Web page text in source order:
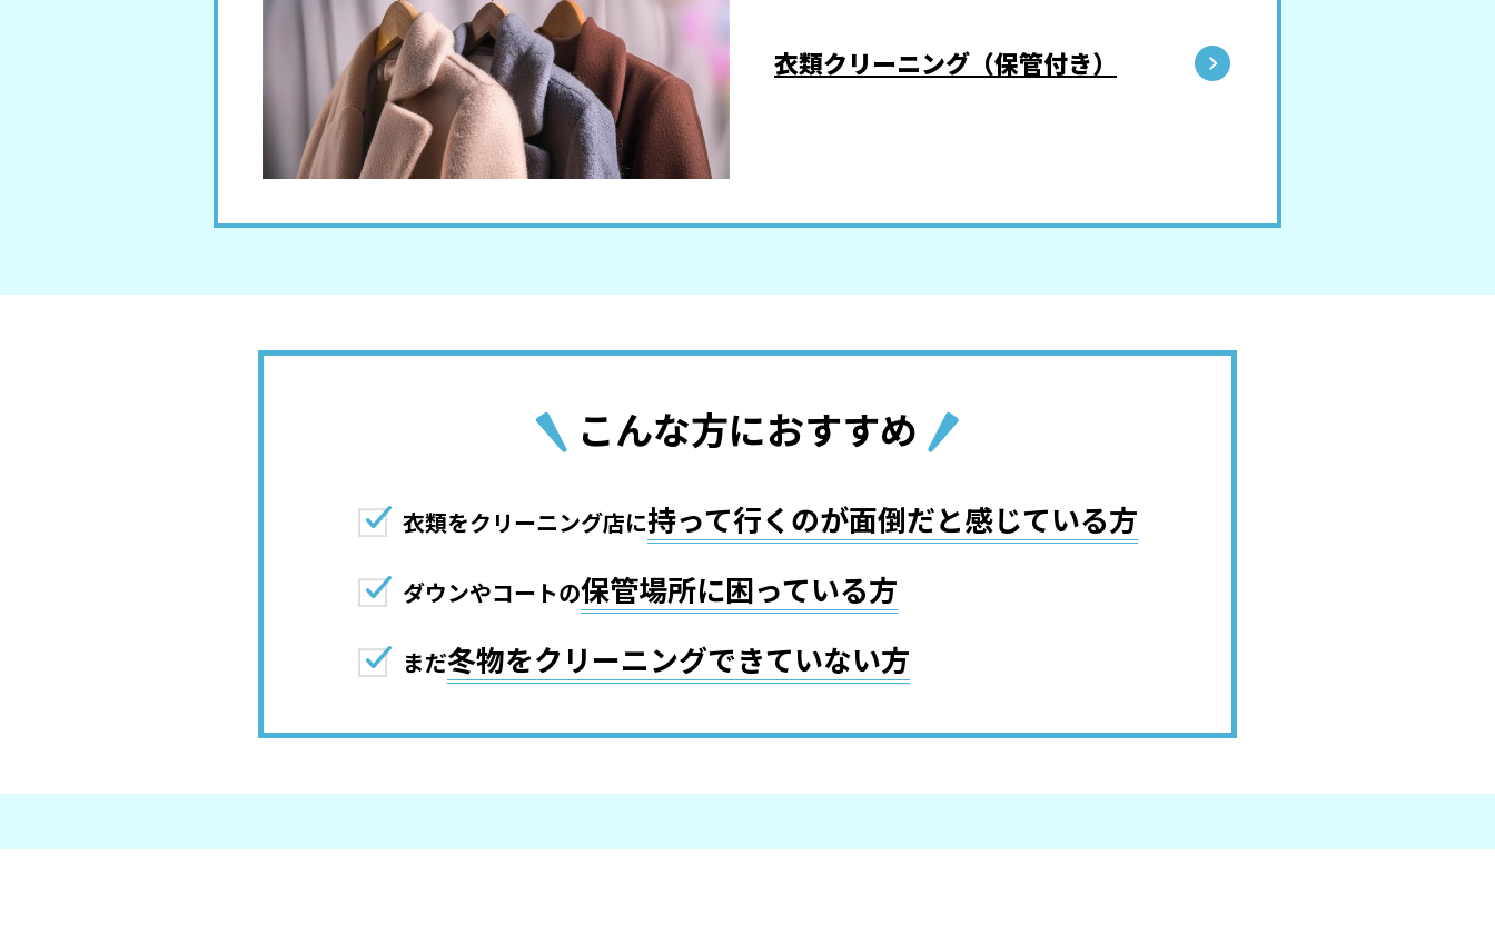
衣類クリーニング （保管付き）
こんな方におすすめ
衣類をクリーニング店に持って行くのが面倒だと感じている方
ダウンやコートの保管場所に困っている方
まだ冬物をクリーニングできていない方